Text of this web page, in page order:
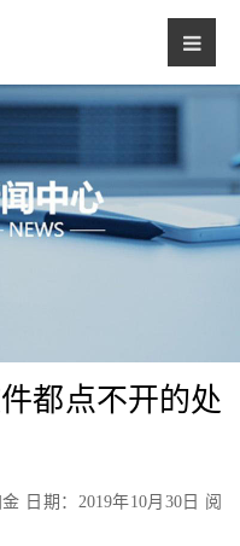
都点不开的处
日期：2019年10月30日 阅